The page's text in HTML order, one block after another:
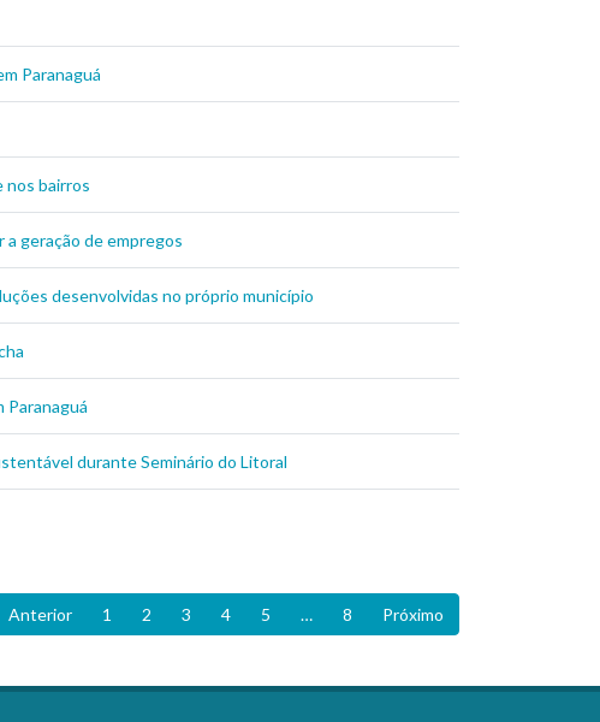
Paranaguá
nos bairros
a geração de empregos
desenvolvidas no próprio município
Paranaguá
durante Seminário do Litoral
Anterior
1 2 3 4 5 … 8 Próximo